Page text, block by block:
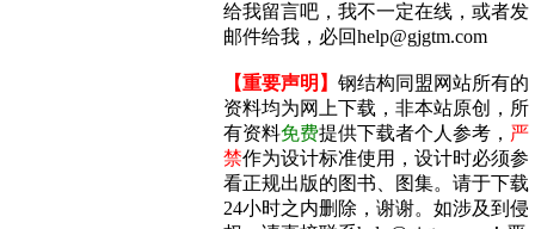
给我留言吧，我不一定在线，或者发
邮件给我，必回help@gjgtm.com
【重要声明】 钢结构同盟网站所有的
资料均为网上下载，非本站原创，所
有资料免费提供下载者个人参考， 严
禁作为设计标准使用，设计时必须参
看正规出版的图书、图集。请于下载
24小时之内删除，谢谢。如涉及到侵